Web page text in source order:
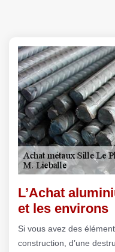
L’Achat
et les environs
Si vous avez des
construction, d’une